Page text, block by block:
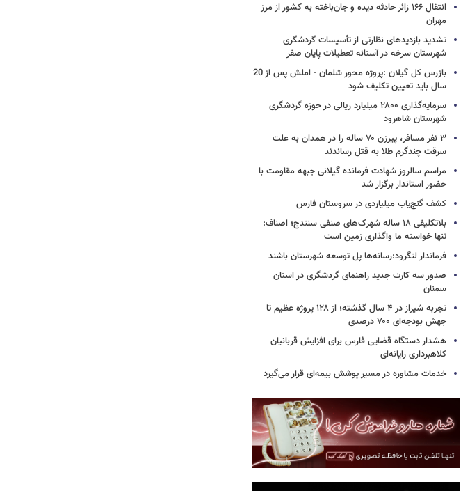
انتقال ۱۶۶ زائر حادثه‌ دیده و جان‌باخته به کشور از مرز
مهران
تشدید بازدیدهای نظارتی از تأسیسات گردشگری
شهرستان سرخه در آستانه تعطیلات پایان صفر
بازرس کل گیلان :پروژه محور شلمان - املش پس از 20
سال باید تعیین تکلیف شود
سرمایه‌گذاری ۲۸۰۰ میلیارد ریالی در حوزه گردشگری
شهرستان شاهرود
۳ نفر مسافر، پیرزن ۷۰ ساله را در همدان به علت
سرقت چندگرم طلا به قتل رساندند
مراسم سالروز شهادت فرمانده گیلانی جبهه مقاومت با
حضور استاندار برگزار شد
کشف گنج‌یاب میلیاردی در سروستان فارس
بلاتکلیفی ۱۸ ساله شهرک‌های صنفی سنندج؛ اصناف:
تنها خواسته ما واگذاری زمین است
فرماندار لنگرود:رسانه‌ها پل توسعه شهرستان باشند
صدور سه کارت جدید راهنمای گردشگری در استان
سمنان
تجربه شیراز در ۴ سال گذشته؛ از ۱۲۸ پروژه عظیم تا
جهش بودجه‌ای ۷۰۰ درصدی
هشدار دستگاه قضایی فارس برای افزایش قربانیان
کلاهبرداری رایانه‌ای
خدمات مشاوره در مسیر پوشش بیمه‌ای قرار می‌گیرد